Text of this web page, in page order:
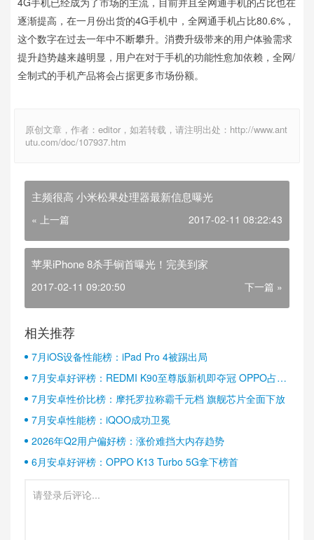
逐渐提高，在一月份出货的4G手机中，全网通手机占比80.6%，
这个数字在过去一年中不断攀升。消费升级带来的用户体验需求
提升趋势越来越明显，用户在对于手机的功能性愈加依赖，全网/
全制式的手机产品将会占据更多市场份额。
原创文章，作者：editor，如若转载，请注明出处：http://www.ant
utu.com/doc/107937.htm
主频很高 小米松果处理器最新信息曝光
« 上一篇 2017-02-11 08:22:43
苹果iPhone 8杀手锏首曝光！完美到家
2017-02-11 09:20:50 下一篇 »
相关推荐
7月iOS设备性能榜：iPad Pro 4被踢出局
7月安卓好评榜：REDMI K90至尊版新机即夺冠 OPPO占据
半壁江山
7月安卓性价比榜：摩托罗拉称霸千元档 旗舰芯片全面下放
7月安卓性能榜：iQOO成功卫冕
2026年Q2用户偏好榜：涨价难挡大内存趋势
6月安卓好评榜：OPPO K13 Turbo 5G拿下榜首